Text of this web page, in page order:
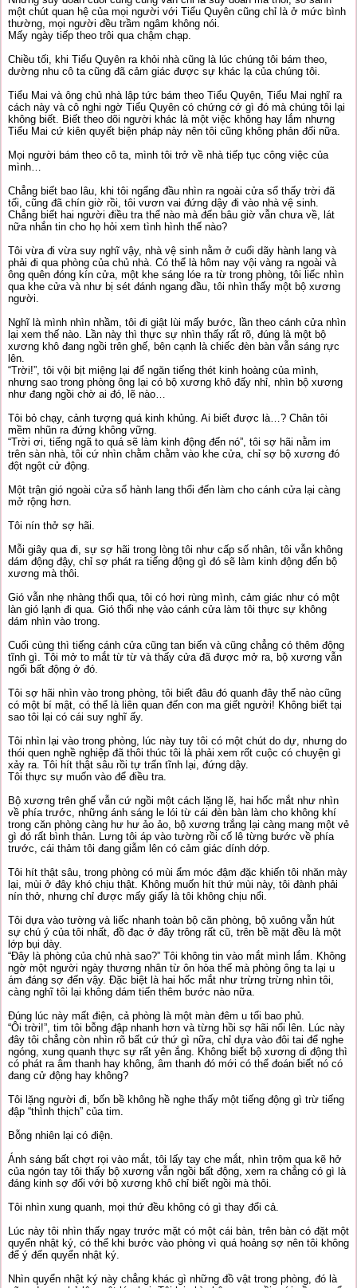
một chút quan hệ của mọi người với Tiểu Quyên cũng chỉ là ở mức bình
thường, mọi người đều trầm ngâm không nói.
Mấy ngày tiếp theo trôi qua chậm chạp.
Chiều tối, khi Tiểu Quyên ra khỏi nhà cũng là lúc chúng tôi bám theo,
dường nhu cô ta cũng đã cảm giác được sự khác lạ của chúng tôi.
Tiểu Mai và ông chủ nhà lập tức bám theo Tiểu Quyên, Tiểu Mai nghĩ ra
cách này và cô nghi ngờ Tiểu Quyên có chứng cớ gì đó mà chúng tôi lại
không biết. Biết theo dõi người khác là một việc không hay lắm nhưng
Tiểu Mai cứ kiên quyết biện pháp này nên tôi cũng không phản đối nữa.
Mọi người bám theo cô ta, mình tôi trở về nhà tiếp tục công việc của
mình…
Chẳng biết bao lâu, khi tôi ngẩng đầu nhìn ra ngoài cửa sổ thấy trời đã
tối, cũng đã chín giờ rồi, tôi vươn vai đứng dậy đi vào nhà vệ sinh.
Chẳng biết hai người điều tra thế nào mà đến bâu giờ vẫn chưa về, lát
nữa nhắn tin cho họ hỏi xem tình hình thế nào?
Tôi vừa đi vừa suy nghĩ vậy, nhà vệ sinh nằm ở cuối dãy hành lang và
phải đi qua phòng của chủ nhà. Có thể là hôm nay vội vàng ra ngoài và
ông quên đóng kín cửa, một khe sáng lóe ra từ trong phòng, tôi liếc nhìn
qua khe cửa và như bị sét đánh ngang đầu, tôi nhìn thấy một bộ xương
người.
Nghĩ là mình nhìn nhầm, tôi đi giật lùi mấy bước, lần theo cánh cửa nhìn
lại xem thế nào. Lần này thì thực sự nhìn thấy rất rõ, đúng là một bộ
xương khô đang ngồi trên ghế, bên cạnh là chiếc đèn bàn vẫn sáng rực
lên.
“Trời!”, tôi vội bịt miệng lại để ngăn tiếng thét kinh hoàng của mình,
nhưng sao trong phòng ông lại có bộ xương khô đấy nhỉ, nhìn bộ xương
như đang ngồi chờ ai đó, lẽ nào…
Tôi bỏ chạy, cảnh tượng quá kinh khủng. Ai biết được là…? Chân tôi
mềm nhũn ra đứng không vững.
“Trời ơi, tiếng ngã to quá sẽ làm kinh động đến nó”, tôi sợ hãi nằm im
trên sàn nhà, tôi cứ nhìn chằm chằm vào khe cửa, chỉ sợ bộ xương đó
đột ngột cử động.
Một trận gió ngoài cửa sổ hành lang thổi đến làm cho cánh cửa lại càng
mở rộng hơn.
Tôi nín thở sợ hãi.
Mỗi giây qua đi, sự sợ hãi trong lòng tôi như cấp số nhân, tôi vẫn không
dám động đậy, chỉ sợ phát ra tiếng động gì đó sẽ làm kinh động đến bộ
xương mà thôi.
Gió vẫn nhẹ nhàng thổi qua, tôi có hơi rùng mình, cảm giác như có một
làn gió lạnh đi qua. Gió thổi nhẹ vào cánh cửa làm tôi thực sự không
dám nhìn vào trong.
Cuối cùng thì tiếng cánh cửa cũng tan biến và cũng chẳng có thêm động
tĩnh gì. Tôi mở to mắt từ từ và thấy cửa đã được mở ra, bộ xương vẫn
ngối bất động ở đó.
Tôi sợ hãi nhìn vào trong phòng, tôi biết đâu đó quanh đây thể nào cũng
có một bí mật, có thể là liên quan đến con ma giết người! Không biết tại
sao tôi lại có cái suy nghĩ ấy.
Tôi nhìn lại vào trong phòng, lúc này tuy tôi có một chút do dự, nhưng do
thói quen nghề nghiệp đã thôi thúc tôi là phải xem rốt cuộc có chuyện gì
xảy ra. Tôi hít thật sâu rồi tự trấn tĩnh lại, đứng dậy.
Tôi thực sự muốn vào để điều tra.
Bộ xương trên ghế vẫn cứ ngồi một cách lặng lẽ, hai hốc mắt như nhìn
về phía trước, những ánh sáng le lói từ cái đèn bàn làm cho không khí
trong căn phòng càng hư hư ảo ảo, bộ xương trắng lại càng mang một vẻ
gì đó rất bình thản. Lưng tôi áp vào tường rồi cố lê từng bước về phía
trước, cái thảm tôi đang giẫm lên có cảm giác dính dớp.
Tôi hít thật sâu, trong phòng có mùi ẩm móc đậm đặc khiến tôi nhăn mày
lại, mùi ở đây khó chịu thật. Không muốn hít thứ mùi này, tôi đành phải
nín thở, nhưng chỉ được mấy giấy là tôi không chịu nổi.
Tôi dựa vào tường và liếc nhanh toàn bộ căn phòng, bộ xuông vẫn hút
sự chú ý của tôi nhất, đồ đạc ở đây trông rất cũ, trên bề mặt đều là một
lớp bụi dày.
“Đây là phòng của chủ nhà sao?” Tôi không tin vào mắt mình lắm. Không
ngờ một người ngày thương nhân từ ôn hòa thế mà phòng ông ta lại u
ám đáng sợ đến vậy. Đặc biệt là hai hốc mắt như trừng trừng nhìn tôi,
càng nghĩ tôi lại không dám tiến thêm bước nào nữa.
Đúng lúc này mất điện, cả phòng là một màn đêm u tối bao phủ.
“Ôi trời!”, tim tôi bỗng đập nhanh hơn và từng hồi sợ hãi nổi lên. Lúc này
đây tôi chẳng còn nhìn rõ bất cứ thứ gì nữa, chỉ dựa vào đôi tai để nghe
ngóng, xung quanh thực sự rất yên ắng. Không biết bộ xương di động thì
có phát ra âm thanh hay không, âm thanh đó mới có thể đoán biết nó có
đang cử động hay không?
Tôi lặng người đi, bốn bề không hề nghe thấy một tiếng động gì trừ tiếng
đập “thình thịch” của tim.
Bỗng nhiên lại có điện.
Ánh sáng bất chợt rọi vào mắt, tôi lấy tay che mắt, nhìn trộm qua kẽ hở
của ngón tay tôi thấy bộ xương vẫn ngồi bất động, xem ra chẳng có gì là
đáng kinh sợ đối với bộ xương khô chỉ biết ngồi mà thôi.
Tôi nhìn xung quanh, mọi thứ đều không có gì thay đổi cả.
Lúc này tôi nhìn thấy ngay trước mặt có một cái bàn, trên bàn có đặt một
quyển nhật ký, có thể khi bước vào phòng vì quá hoảng sợ nên tôi không
để ý đến quyển nhật ký.
Nhìn quyển nhật ký này chẳng khác gì những đồ vật trong phòng, đó là